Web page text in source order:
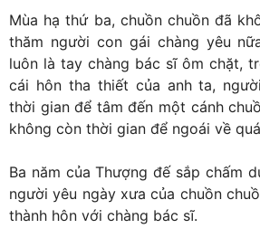
Mùa hạ thứ ba, chuồn chuồn đã
thăm người con gái chàng yêu
luôn là tay chàng bác sĩ ôm chặt,
cái hôn tha thiết của anh ta,
thời gian để tâm đến một cánh
không còn thời gian để ngoái về
Ba năm của Thượng đế sắp chấm
người yêu ngày xưa của chuồn
thành hôn với chàng bác sĩ.